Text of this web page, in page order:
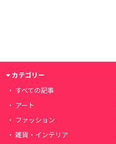
カテゴリー
すべての記事
アート
ファッション
雑貨・インテリア